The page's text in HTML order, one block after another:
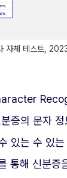
자체 테스트,
증의 문자
있는 수 있
통해 신분증